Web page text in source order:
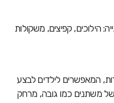
הילוכים, קפיצים, משקולות
המאפשרים לילדים לבצע
של משתנים כמו גובה, מרחק